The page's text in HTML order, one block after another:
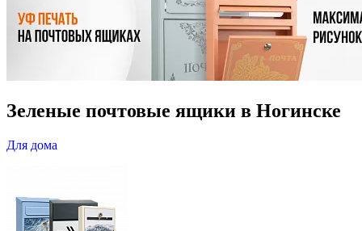
Зеленые почтовые ящики в Ногинске
Для дома